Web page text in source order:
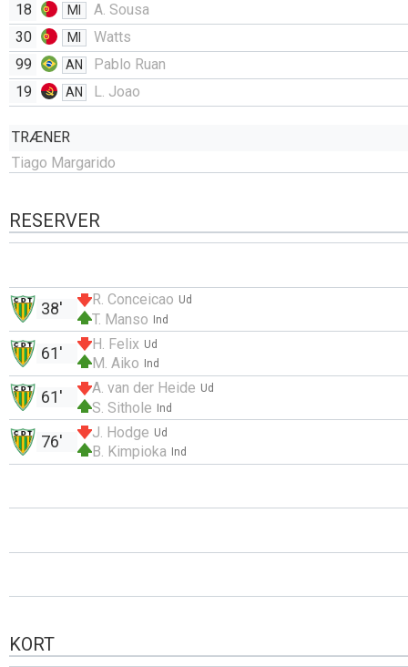
18
MI
A. Sousa
30
MI
Watts
99
AN
Pablo Ruan
19
AN L. Joao
TRÆNER
Tiago Margarido
RESERVER
Ud
R. Conceicao
Ind
T. Manso
38'
Ud
H. Felix
Ind
M. Aiko
61'
Ud
A. van der Heide
Ind
S. Sithole
61'
Ud
J. Hodge
Ind
B. Kimpioka
76'
KORT